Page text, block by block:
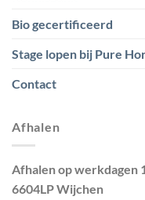
Bio gecertificeerd
Stage lopen bij Pure
Contact
Afhalen
Afhalen op werkdagen
6604LP Wijchen